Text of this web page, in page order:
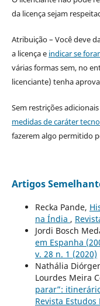
da licença sejam
Atribuição – Você deve
a licença e indicar se
várias formas sem, no
licenciante) tenha
Sem restrições
medidas de caráter
fazerem algo permitido
Artigos
Recka Pande,
na Índia ,
Jordi Bosch
em Espanha
v. 28 n. 1 (2020)
Nathália
Lourdes Meira
parar”:
Revista